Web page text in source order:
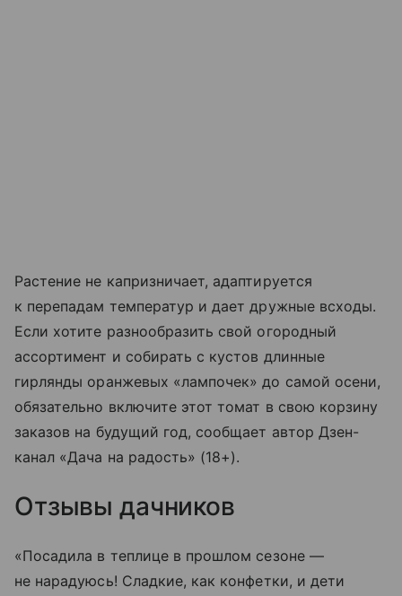
Растение не капризничает, адаптируется
к перепадам температур и дает дружные всходы.
Если хотите разнообразить свой огородный
ассортимент и собирать с кустов длинные
гирлянды оранжевых «лампочек» до самой осени,
обязательно включите этот томат в свою корзину
заказов на будущий год, сообщает автор Дзен-
канал «Дача на радость» (18+).
Отзывы дачников
«Посадила в теплице в прошлом сезоне —
не нарадуюсь! Сладкие, как конфетки, и дети